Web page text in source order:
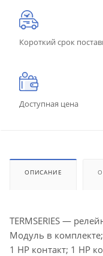
Короткий срок
Доступная цена
ОПИСАНИЕ
TERMSERIES —
Модуль в
1 НР контакт; 1 НР